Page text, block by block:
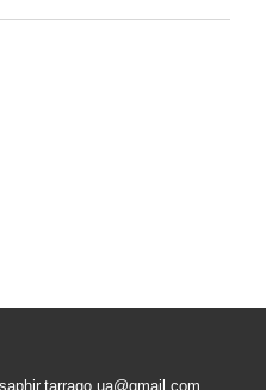
saphir.tarrago.ua@gmail.com